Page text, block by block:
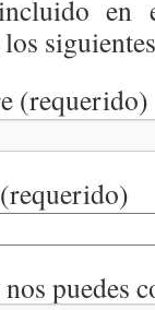
en
(requerido)
nos puedes